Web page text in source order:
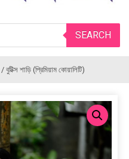
SEARCH
/ বুটিক্স শাড়ি (প্রিমিয়াম কোয়ালিটি)